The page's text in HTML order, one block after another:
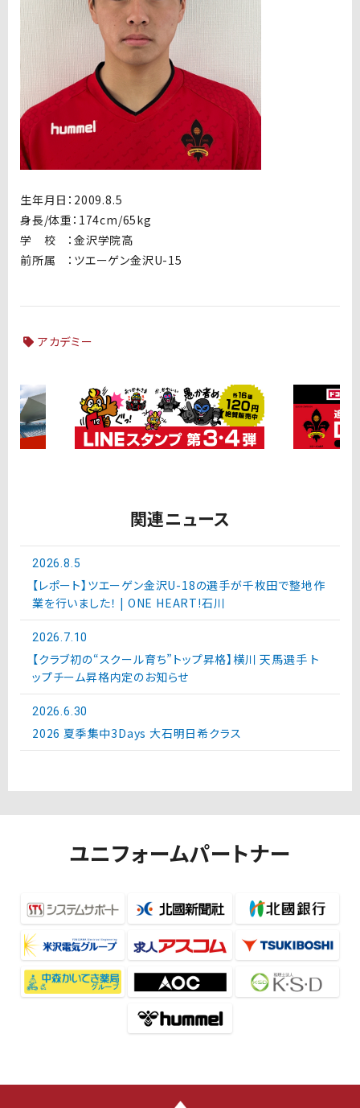
生年月日：2009.8.5
身長/体重：174cm/65kg
学 校 ：金沢学院高
前所属 ：ツエーゲン金沢U-15
アカデミー
関連ニュース
2026.8.5
【レポート】ツエーゲン金沢U-18の選手が千枚田で整地作
業を行いました！ | ONE HEART!石川
2026.7.10
【クラブ初の“スクール育ち”トップ昇格】横川 天馬選手 ト
ップチーム昇格内定のお知らせ
2026.6.30
2026 夏季集中3Days 大石明日希クラス
ユニフォームパートナー